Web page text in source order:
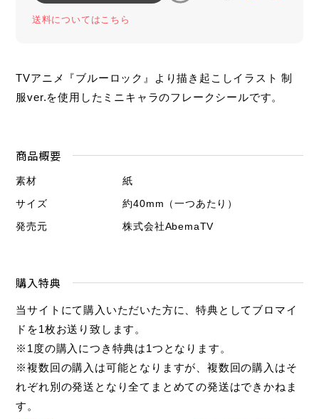
送料についてはこちら
TVアニメ『ブルーロック』より描き起こしイラスト 制
服ver.を使用したミニキャラのフレークシールです。
商品概要
素材
紙
サイズ
約40mm（一つあたり）
発売元
株式会社AbemaTV
購入特典
当サイトにて購入いただいた方に、特典としてブロマイ
ドを1枚お送り致します。
※1度の購入につき特典は1つとなります。
※複数回の購入は可能となりますが、複数回の購入はそ
れぞれ別の発送となり全てまとめての発送はできかねま
す。